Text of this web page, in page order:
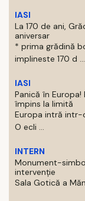
IASI
La 170 de ani,
aniversar
* prima grădină
implineste 170 d ...
IASI
Panică în
împins la limită
Europa intră intr-
O ecli ...
INTERN
Monument-
intervenţie
Sala Gotică a